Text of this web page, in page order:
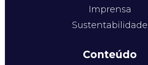
Imprensa
Sustentabilidade
Conteúdo